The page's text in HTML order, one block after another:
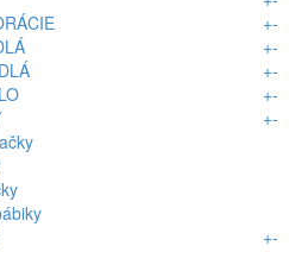
+-
+-
+-
+-
+-
+-